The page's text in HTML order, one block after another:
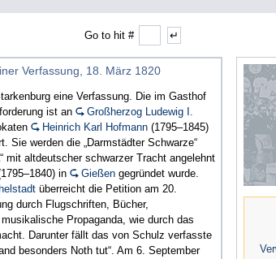
Go to hit #
Verfassung, 18. März 1820
eine Verfassung. Die im Gasthof
ist an
Großherzog Ludewig I.
Heinrich Karl Hofmann (1795–1845)
Sie werden die „Darmstädter Schwarze“
mit altdeutscher schwarzer Tracht angelehnt
in Gießen gegründet wurde.
überreicht die Petition am 20.
durch Flugschriften, Bücher,
Propaganda, wie durch das
Darunter fällt das von Schulz verfasste
besonders Noth tut“. Am 6. September